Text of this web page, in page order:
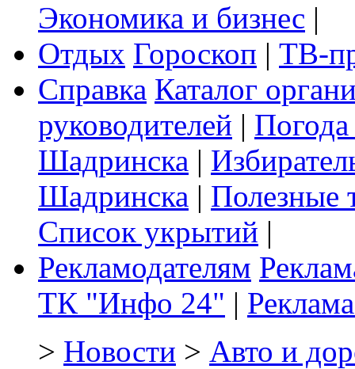
Экономика и бизнес |
Отдых Гороскоп | ТВ-
Справка Каталог
руководителей |
Шадринска |
Шадринска | Полезные
Список укрытий |
Рекламодателям
ТК "Инфо 24" |
> Новости > Авто и